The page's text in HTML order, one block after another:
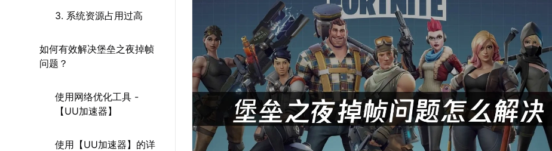
3. 系统资源占用过高
如何有效解决堡垒之夜掉帧
问题？
使用网络优化工具 -
【UU加速器】
使用【UU加速器】的详